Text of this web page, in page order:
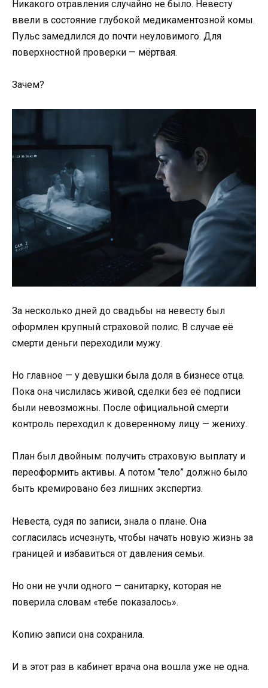
Никакого отравления случайно не было. Невесту
ввели в состояние глубокой медикаментозной комы.
Пульс замедлился до почти неуловимого. Для
поверхностной проверки — мёртвая.
Зачем?
За несколько дней до свадьбы на невесту был
оформлен крупный страховой полис. В случае её
смерти деньги переходили мужу.
Но главное — у девушки была доля в бизнесе отца.
Пока она числилась живой, сделки без её подписи
были невозможны. После официальной смерти
контроль переходил к доверенному лицу — жениху.
План был двойным: получить страховую выплату и
переоформить активы. А потом “тело” должно было
быть кремировано без лишних экспертиз.
Невеста, судя по записи, знала о плане. Она
согласилась исчезнуть, чтобы начать новую жизнь за
границей и избавиться от давления семьи.
Но они не учли одного — санитарку, которая не
поверила словам «тебе показалось».
Копию записи она сохранила.
И в этот раз в кабинет врача она вошла уже не одна.